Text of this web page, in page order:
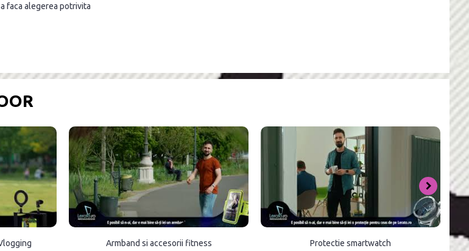
faca alegerea potrivita
Armband si accesorii fitness Protectie smartwatch